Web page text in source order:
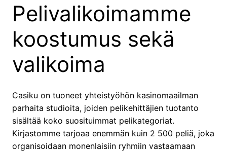
Pelivalikoimamme
koostumus sekä
valikoima
Casiku on tuoneet yhteistyöhön kasinomaailman
parhaita studioita, joiden pelikehittäjien tuotanto
sisältää koko suosituimmat pelikategoriat.
Kirjastomme tarjoaa enemmän kuin 2 500 peliä, joka
organisoidaan monenlaisiin ryhmiin vastaamaan